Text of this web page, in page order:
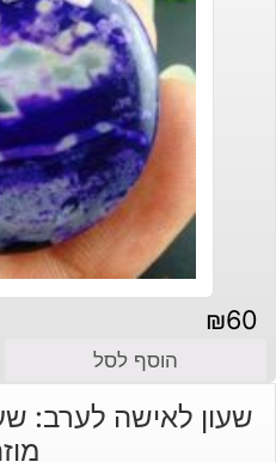
₪60
הוסף לסל
שעון לאישה לערב: